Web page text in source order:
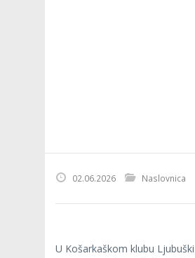
02.06.2026 Naslovnica
U Košarkaškom klubu